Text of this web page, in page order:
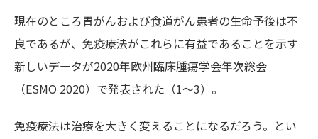
現在のところ胃がんおよび食道がん患者の生命予後は不
良であるが、免疫療法がこれらに有益であることを示す
新しいデータが2020年欧州臨床腫瘍学会年次総会
（ESMO 2020）で発表された（1～3）。
免疫療法は治療を大きく変えることになるだろう。とい